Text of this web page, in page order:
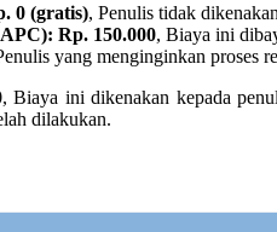
0 (gratis), Penulis tidak
Rp. 150.000, Biaya ini
yang menginginkan proses
ini dikenakan kepada
dilakukan.